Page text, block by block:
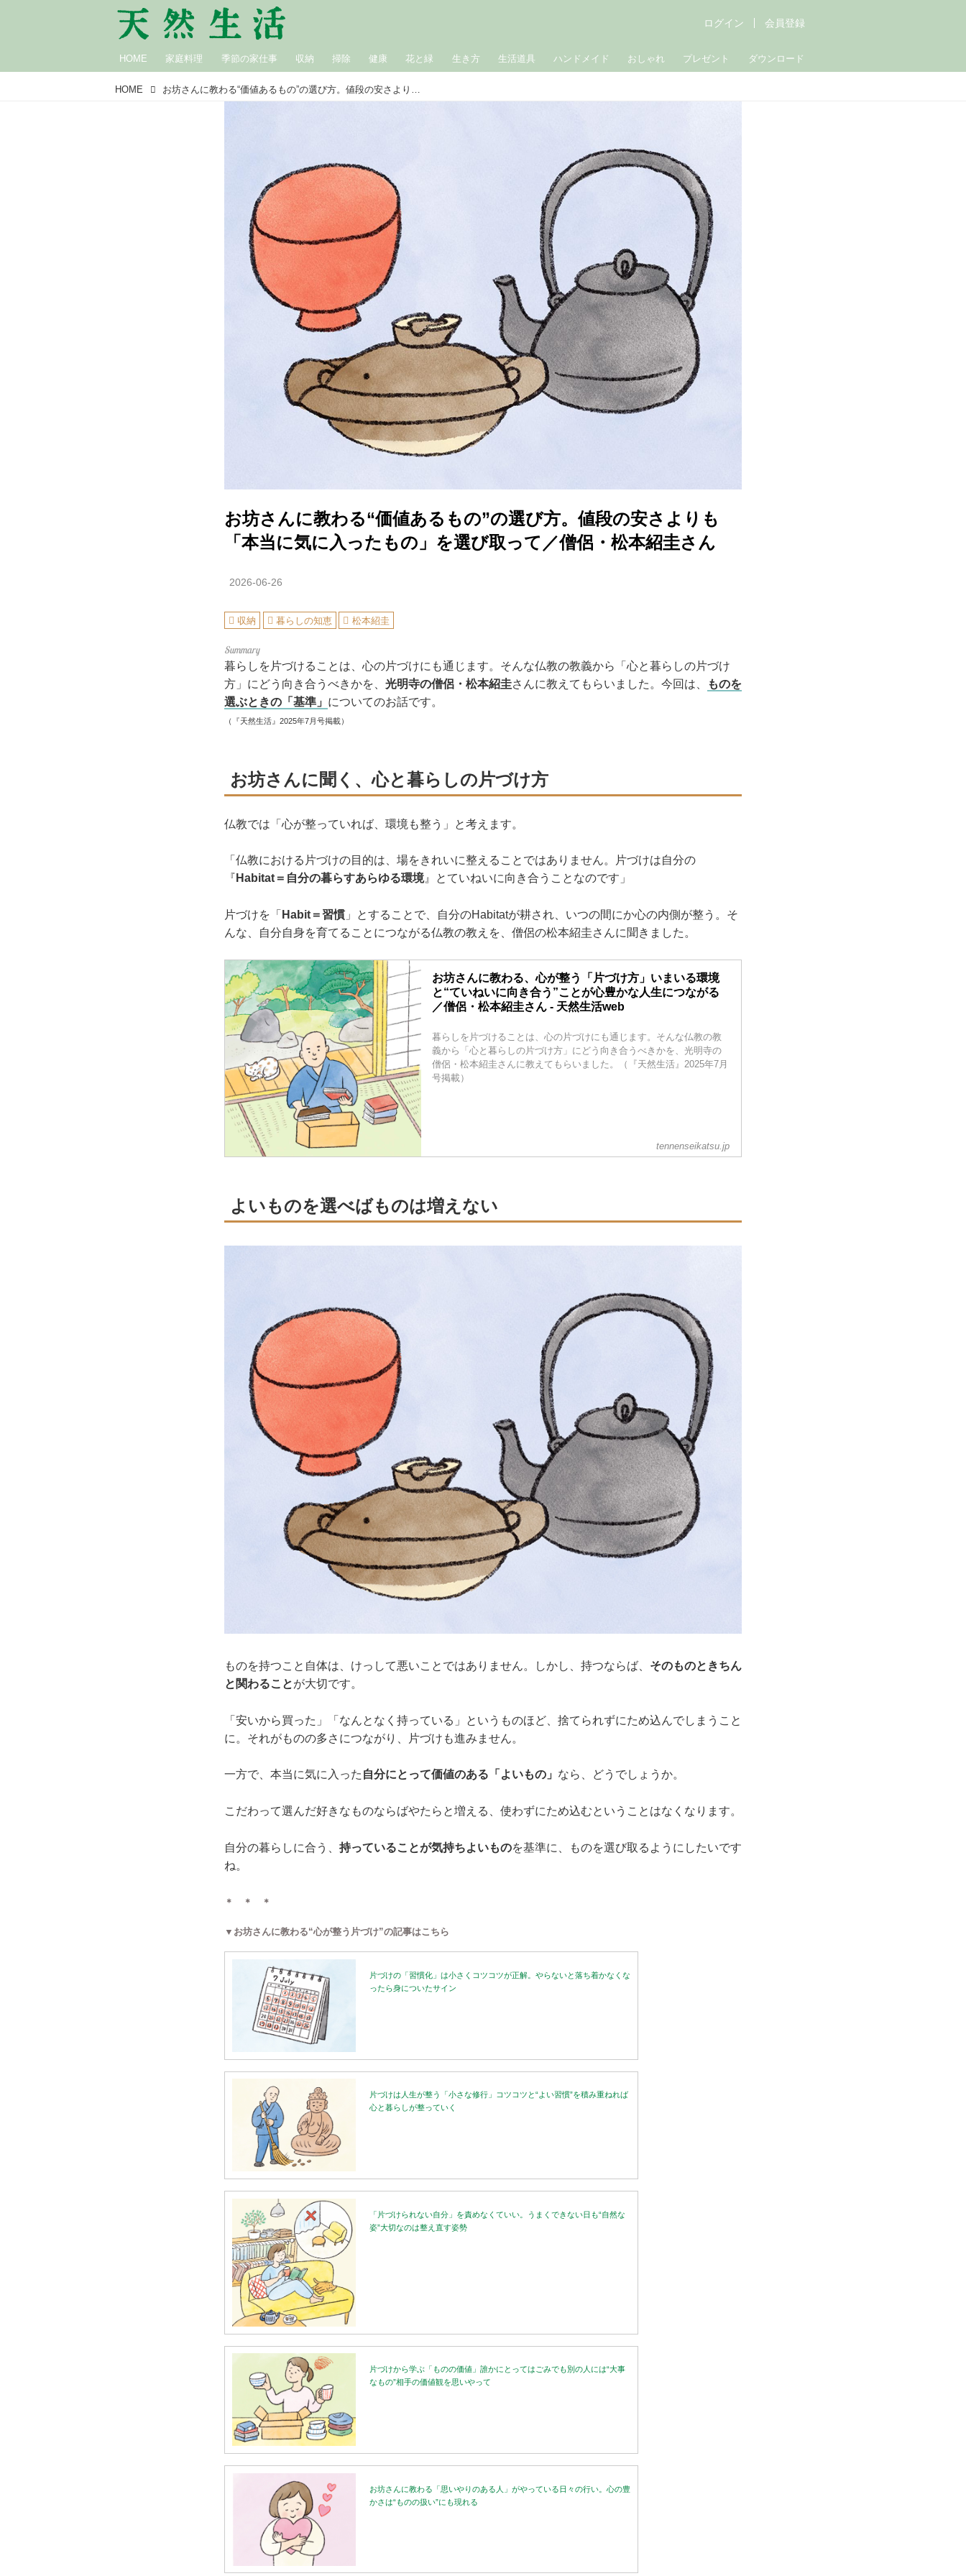
HOME 家庭料理 季節の家仕事 収納 掃除 健康 花と緑 生き方 生活道具 ハンドメイド おしゃれ プレゼント ダウンロード
ログイン 会員登録
HOME お坊さんに教わる“価値あるもの”の選び方。値段の安さよりも「本当に気に入ったもの」を選び取って／僧侶・松本紹圭さん
お坊さんに教わる“価値あるもの”の選び方。値段の安さよりも
「本当に気に入ったもの」を選び取って／僧侶・松本紹圭さん
2026-06-26
収納 暮らしの知恵 松本紹圭
暮らしを片づけることは、心の片づけにも通じます。そんな仏教の教義から「心と暮らしの片づけ
方」にどう向き合うべきかを、 光明寺の僧侶・松本紹圭さんに教えてもらいました。今回は、
ものを
選ぶときの「基準」 についてのお話です。
（『天然生活』2025年7月号掲載）
お坊さんに聞く、心と暮らしの片づけ方
仏教では「心が整っていれば、環境も整う」と考えます。
「仏教における片づけの目的は、場をきれいに整えることではありません。片づけは自分の
『 Habitat＝自分の暮らすあらゆる環境』とていねいに向き合うことなのです」
片づけを「 Habit＝習慣 」とすることで、自分のHabitatが耕され、いつの間にか心の内側が整う。そ
んな、自分自身を育てることにつながる仏教の教えを、僧侶の松本紹圭さんに聞きました。
お坊さんに教わる、心が整う「片づけ方」いまいる環境
と“ていねいに向き合う”ことが心豊かな人生につながる
／僧侶・松本紹圭さん - 天然生活web
暮らしを片づけることは、心の片づけにも通じます。そんな仏教の教
義から「心と暮らしの片づけ方」にどう向き合うべきかを、光明寺の
僧侶・松本紹圭さんに教えてもらいました。（『天然生活』2025年7月
号掲載）
tennenseikatsu.jp
よいものを選べばものは増えない
ものを持つこと自体は、けっして悪いことではありません。しかし、持つならば、 そのものときちん
と関わることが大切です。
「安いから買った」「なんとなく持っている」というものほど、捨てられずにため込んでしまうこと
に。それがものの多さにつながり、片づけも進みません。
一方で、本当に気に入った 自分にとって価値のある「よいもの」 なら、どうでしょうか。
こだわって選んだ好きなものならばやたらと増える、使わずにため込むということはなくなります。
自分の暮らしに合う、 持っていることが気持ちよいものを基準に、ものを選び取るようにしたいです
ね。
＊ ＊ ＊
▼お坊さんに教わる“心が整う片づけ”の記事はこちら
片づけの「習慣化」は小さくコツコツが正解。やらないと落ち着かなくな
ったら身についたサイン
片づけは人生が整う「小さな修行」コツコツと“よい習慣”を積み重ねれば
心と暮らしが整っていく
「片づけられない自分」を責めなくていい。うまくできない日も“自然な
姿”大切なのは整え直す姿勢
片づけから学ぶ「ものの価値」誰かにとってはごみでも別の人には“大事
なもの”相手の価値観を思いやって
お坊さんに教わる「思いやりのある人」がやっている日々の行い。心の豊
かさは“ものの扱い”にも現れる